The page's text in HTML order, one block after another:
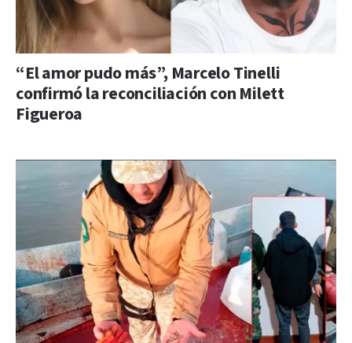
“El amor pudo más”, Marcelo Tinelli
confirmó la reconciliación con Milett
Figueroa